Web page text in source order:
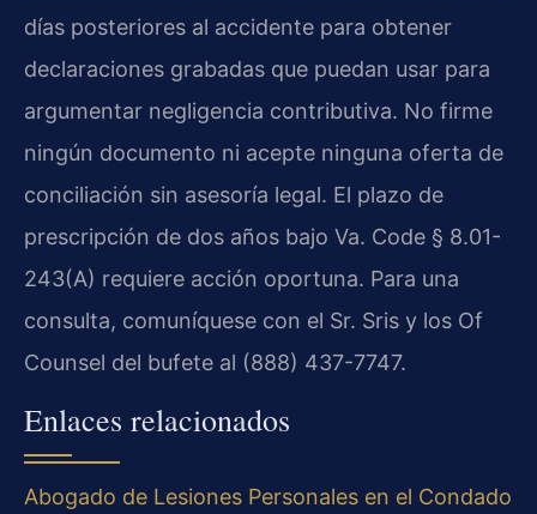
días posteriores al accidente para obtener
declaraciones grabadas que puedan usar para
argumentar negligencia contributiva. No firme
ningún documento ni acepte ninguna oferta de
conciliación sin asesoría legal. El plazo de
prescripción de dos años bajo Va. Code § 8.01-
243(A) requiere acción oportuna. Para una
consulta, comuníquese con el Sr. Sris y los Of
Counsel del bufete al (888) 437-7747.
Enlaces relacionados
Abogado de Lesiones Personales en el Condado